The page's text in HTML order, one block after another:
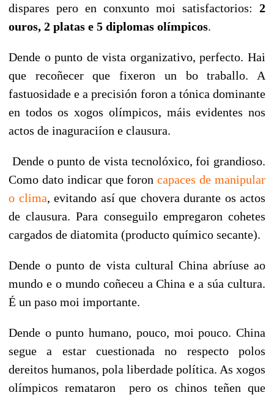
dispares pero en conxunto moi satisfactorios: 2
ouros, 2 platas e 5 diplomas olímpicos.
Dende o punto de vista organizativo, perfecto. Hai
que recoñecer que fixeron un bo traballo. A
fastuosidade e a precisión foron a tónica dominante
en todos os xogos olímpicos, máis evidentes nos
actos de inaguraciíon e clausura.
Dende o punto de vista tecnolóxico, foi grandioso.
Como dato indicar que foroncapaces de manipular
o clima, evitando así que chovera durante os actos
de clausura. Para conseguilo empregaron cohetes
cargados de diatomita (producto químico secante).
Dende o punto de vista cultural China abríuse ao
mundo e o mundo coñeceu a China e a súa cultura.
É un paso moi importante.
Dende o punto humano, pouco, moi pouco. China
segue a estar cuestionada no respecto polos
dereitos humanos, pola liberdade política. As xogos
olímpicos remataron pero os chinos teñen que